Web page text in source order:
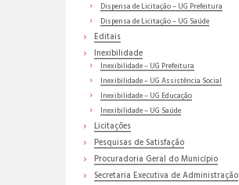
Dispensa de Licitação – UG Prefeitura
Dispensa de Licitação – UG Saúde
Editais
Inexibilidade
Inexibilidade – UG Prefeitura
Inexibilidade – UG Assistência Social
Inexibilidade – UG Educação
Inexibilidade – UG Saúde
Licitações
Pesquisas de Satisfação
Procuradoria Geral do Município
Secretaria Executiva de Administração